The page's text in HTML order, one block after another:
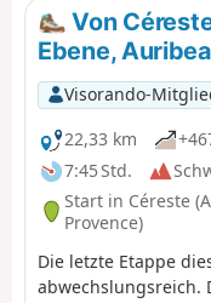
Von
Ebene,
Visorando-
22,33 km
7:45 Std.
Start in Céreste
Provence)
Die letzte Etappe
abwechslungsreich.